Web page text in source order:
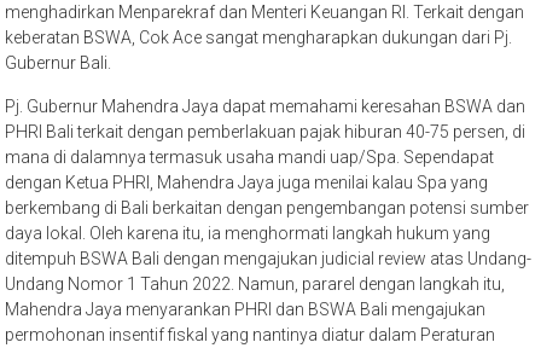
menghadirkan Menparekraf dan Menteri Keuangan RI. Terkait dengan
keberatan BSWA, Cok Ace sangat mengharapkan dukungan dari Pj.
Gubernur Bali.
Pj. Gubernur Mahendra Jaya dapat memahami keresahan BSWA dan
PHRI Bali terkait dengan pemberlakuan pajak hiburan 40-75 persen, di
mana di dalamnya termasuk usaha mandi uap/Spa. Sependapat
dengan Ketua PHRI, Mahendra Jaya juga menilai kalau Spa yang
berkembang di Bali berkaitan dengan pengembangan potensi sumber
daya lokal. Oleh karena itu, ia menghormati langkah hukum yang
ditempuh BSWA Bali dengan mengajukan judicial review atas Undang-
Undang Nomor 1 Tahun 2022. Namun, pararel dengan langkah itu,
Mahendra Jaya menyarankan PHRI dan BSWA Bali mengajukan
permohonan insentif fiskal yang nantinya diatur dalam Peraturan